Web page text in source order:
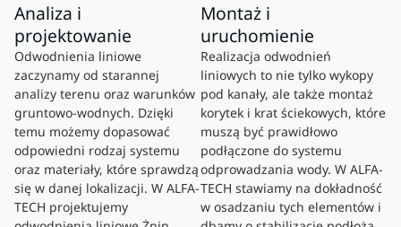
Analiza i
projektowanie
Odwodnienia liniowe
zaczynamy od starannej
analizy terenu oraz warunków
gruntowo-wodnych. Dzięki
temu możemy dopasować
odpowiedni rodzaj systemu
oraz materiały, które sprawdzą
się w danej lokalizacji. W ALFA-
TECH projektujemy
Montaż i
uruchomienie
Realizacja odwodnień
liniowych to nie tylko wykopy
pod kanały, ale także montaż
korytek i krat ściekowych, które
muszą być prawidłowo
podłączone do systemu
odprowadzania wody. W ALFA-
TECH stawiamy na dokładność
w osadzaniu tych elementów i